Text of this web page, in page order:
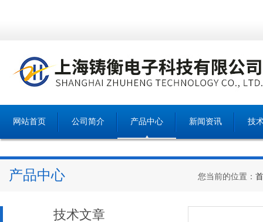
网站首页 公司简介 产品中心 新闻资讯 技
产品中心 您当前的位置：
技术文章